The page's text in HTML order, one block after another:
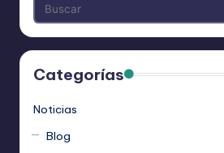
Categorías
Noticias
Blog